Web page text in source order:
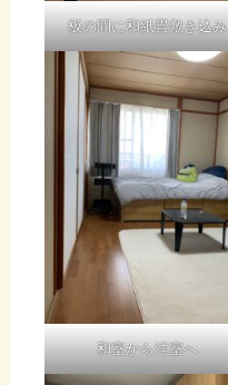
まだたくさ
です。
も
っ
と
上
板の間に和紙畳敷き込み
和室から洋室へ